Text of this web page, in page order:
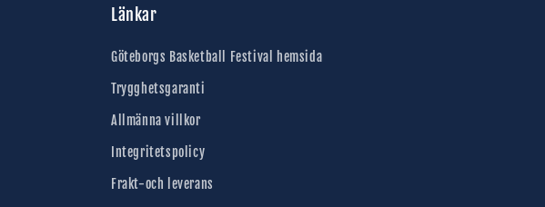
Länkar
Göteborgs Basketball Festival hemsida
Trygghetsgaranti
Allmänna villkor
Integritetspolicy
Frakt-och leverans